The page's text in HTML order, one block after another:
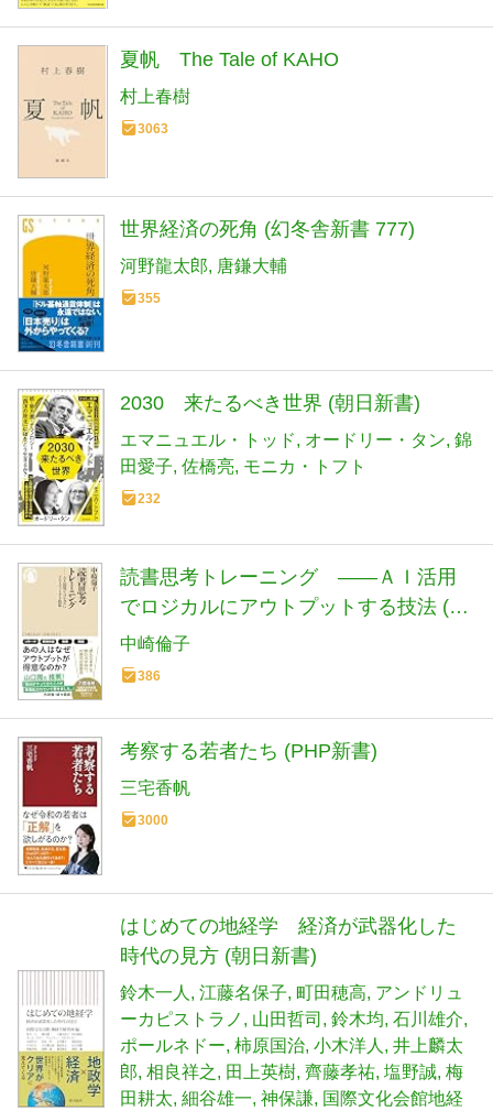
夏帆 The Tale of KAHO
村上春樹
3063
世界経済の死角 (幻冬舎新書 777)
河野龍太郎 唐鎌大輔
355
2030 来たるべき世界 (朝日新書)
エマニュエル・トッド オードリー・タン 錦
田愛子 佐橋亮 モニカ・トフト
232
読書思考トレーニング ――ＡＩ活用
でロジカルにアウトプットする技法 (ち
くま新書 １９０１)
中崎倫子
386
考察する若者たち (PHP新書)
三宅香帆
3000
はじめての地経学 経済が武器化した
時代の見方 (朝日新書)
鈴木一人 江藤名保子 町田穂高 アンドリュ
ーカピストラノ
山田哲司 鈴木均 石川雄介
ポールネドー 柿原国治 小木洋人
井上麟太
郎 相良祥之 田上英樹 齊藤孝祐 塩野誠 梅
田耕太 細谷雄一 神保謙 国際文化会館地経